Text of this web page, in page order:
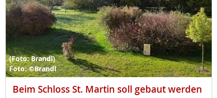
(Foto: Brandl)
Foto: ©Brandl
Beim Schloss St. Martin soll gebaut werden